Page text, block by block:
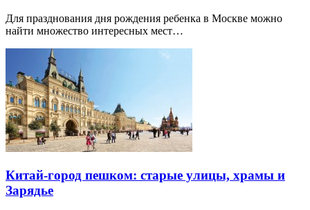
Для празднования дня рождения ребенка в Москве можно
найти множество интересных мест…
Китай-город пешком: старые улицы, храмы и
Зарядье